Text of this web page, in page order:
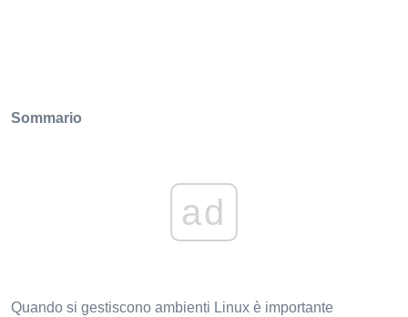
Sommario
ad
Quando si gestiscono ambienti Linux è importante